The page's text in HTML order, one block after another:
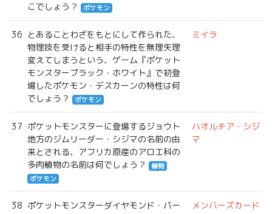
こでしょう？
ポケモン
36 とあることわざをもとにして作られた、
物理技を受けると相手の特性を無理矢理
変えてしまうという、ゲーム『ポケット
モンスターブラック・ホワイト』で初登
場したポケモン・デスカーンの特性は何
でしょう？
ポケモン
ミイラ
37 ポケットモンスターに登場するジョウト
地方のジムリーダー・シジマの名前の由
来とされる、アフリカ原産のアロエ科の
多肉植物の名前は何でしょう？
植物
ポケモン
ハオルチア・シジ
マ
38 ポケットモンスターダイヤモンド・パー
メンバーズカード